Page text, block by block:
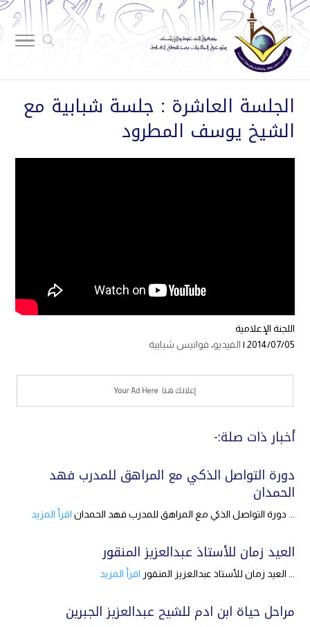
الجلسة العاشرة : جلسة شبابية مع
الشيخ يوسف المطرود
اللجنة الإعلامية
2014/07/05 |
الفيديو، فوانيس شبابية
أخبار ذات صلة:-
دورة التواصل الذكي مع المراهق للمدرب فهد
الحمدان
... دورة التواصل الذكي مع المراهق للمدرب فهد الحمدان اقرأ المزيد
العيد زمان للأستاذ عبدالعزيز المنقور
... العيد زمان للأستاذ عبدالعزيز المنقور اقرأ المزيد
مراحل حياة ابن ادم للشيح عبدالعزيز الجبرين